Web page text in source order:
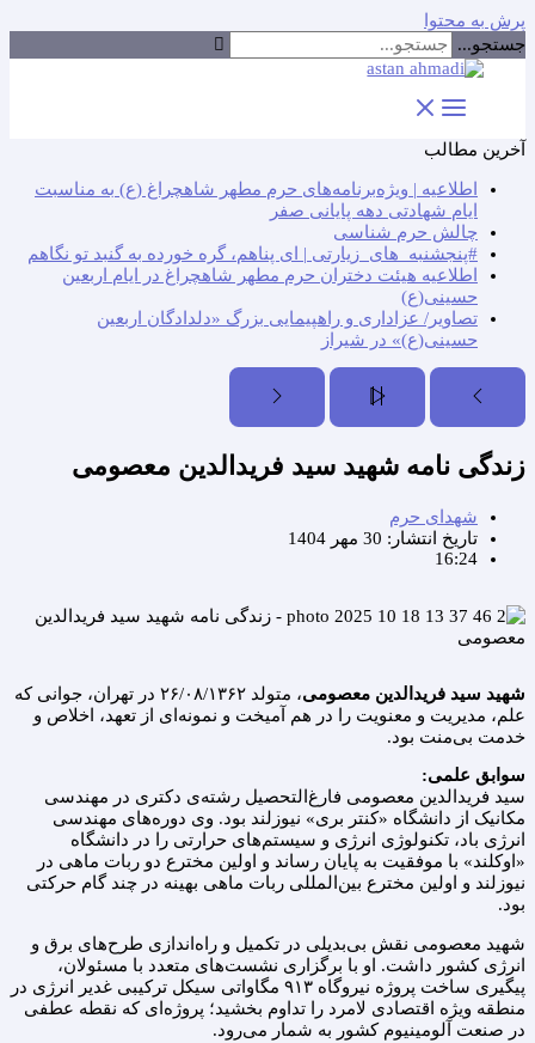
پرش به محتوا
جستجو...
آخرین مطالب
اطلاعیه | ویژه‌برنامه‌های حرم مطهر شاهچراغ (ع) به مناسبت
ایام شهادتی دهه پایانی صفر
چالش حرم شناسی
#پنجشنبه_های_زیارتی | ای پناهم، گره خورده به گنبد تو نگاهم
اطلاعیه هیئت دختران حرم مطهر شاهچراغ در ایام اربعین
حسینی(ع)
تصاویر/ عزاداری و راهپیمایی بزرگ «دلدادگان اربعین
حسینی(ع)» در شیراز
زندگی نامه شهید سید فریدالدین معصومی
شهدای حرم
تاریخ انتشار: 30 مهر 1404
16:24
شهید سید فریدالدین معصومی
، متولد ۲۶/۰۸/۱۳۶۲ در تهران، جوانی که
علم، مدیریت و معنویت را در هم آمیخت و نمونه‌ای از تعهد، اخلاص و
خدمت بی‌منت بود.
سوابق علمی:
سید فریدالدین معصومی فارغ‌التحصیل رشته‌ی دکتری در مهندسی
مکانیک از دانشگاه «کنتر بری» نیوزلند بود. وی دوره‌های مهندسی
انرژی باد، تکنولوژی انرژی و سیستم‌های حرارتی را در دانشگاه
«اوکلند» با موفقیت به پایان رساند و اولین مخترع دو ربات ماهی در
نیوزلند و اولین مخترع بین‌المللی ربات ماهی بهینه در چند گام حرکتی
بود.
شهید معصومی نقش بی‌بدیلی در تکمیل و راه‌اندازی طرح‌های برق و
انرژی کشور داشت. او با برگزاری نشست‌های متعدد با مسئولان،
پیگیری ساخت پروژه نیروگاه ۹۱۳ مگاواتی سیکل ترکیبی غدیر انرژی در
منطقه ویژه اقتصادی لامرد را تداوم بخشید؛ پروژه‌ای که نقطه عطفی
در صنعت آلومینیوم کشور به شمار می‌رود.